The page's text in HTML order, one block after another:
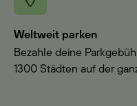
Weltweit parken
Bezahle deine
1300 Städten auf der